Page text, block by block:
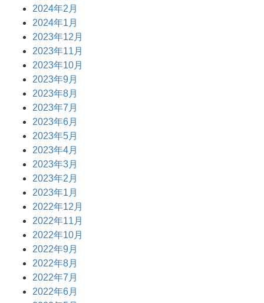
2024年2月
2024年1月
2023年12月
2023年11月
2023年10月
2023年9月
2023年8月
2023年7月
2023年6月
2023年5月
2023年4月
2023年3月
2023年2月
2023年1月
2022年12月
2022年11月
2022年10月
2022年9月
2022年8月
2022年7月
2022年6月